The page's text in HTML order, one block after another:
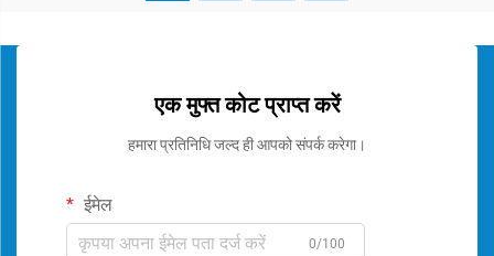
एक मुफ्त कोट प्राप्त करें
हमारा प्रतिनिधि जल्द ही आपको संपर्क करेगा।
ईमेल
0/100